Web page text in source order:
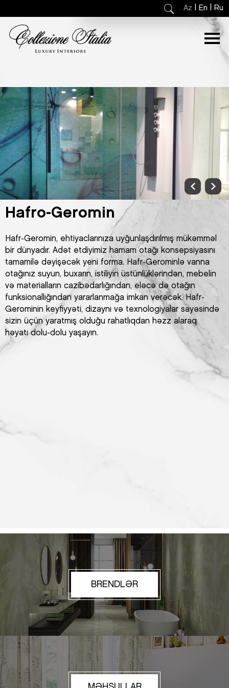
Az En Ru
Hafro-Geromin
Hafr-Geromin, ehtiyaclarınıza uyğunlaşdırılmış mükəmməl
bir dünyadır. Adət etdiyimiz hamam otağı konsepsiyasını
tamamilə dəyişəcək yeni forma. Hafr-Gerominlə vanna
otağınız suyun, buxarın, istiliyin üstünlüklərindən, mebelin
və materialların cazibədarlığından, eləcə də otağın
funksionallığından yararlanmağa imkan verəcək. Hafr-
Gerominin keyfiyyəti, dizaynı və texnologiyalar sayəsində
sizin üçün yaratmış olduğu rahatlıqdan həzz alaraq
həyatı dolu-dolu yaşayın.
BRENDLƏR